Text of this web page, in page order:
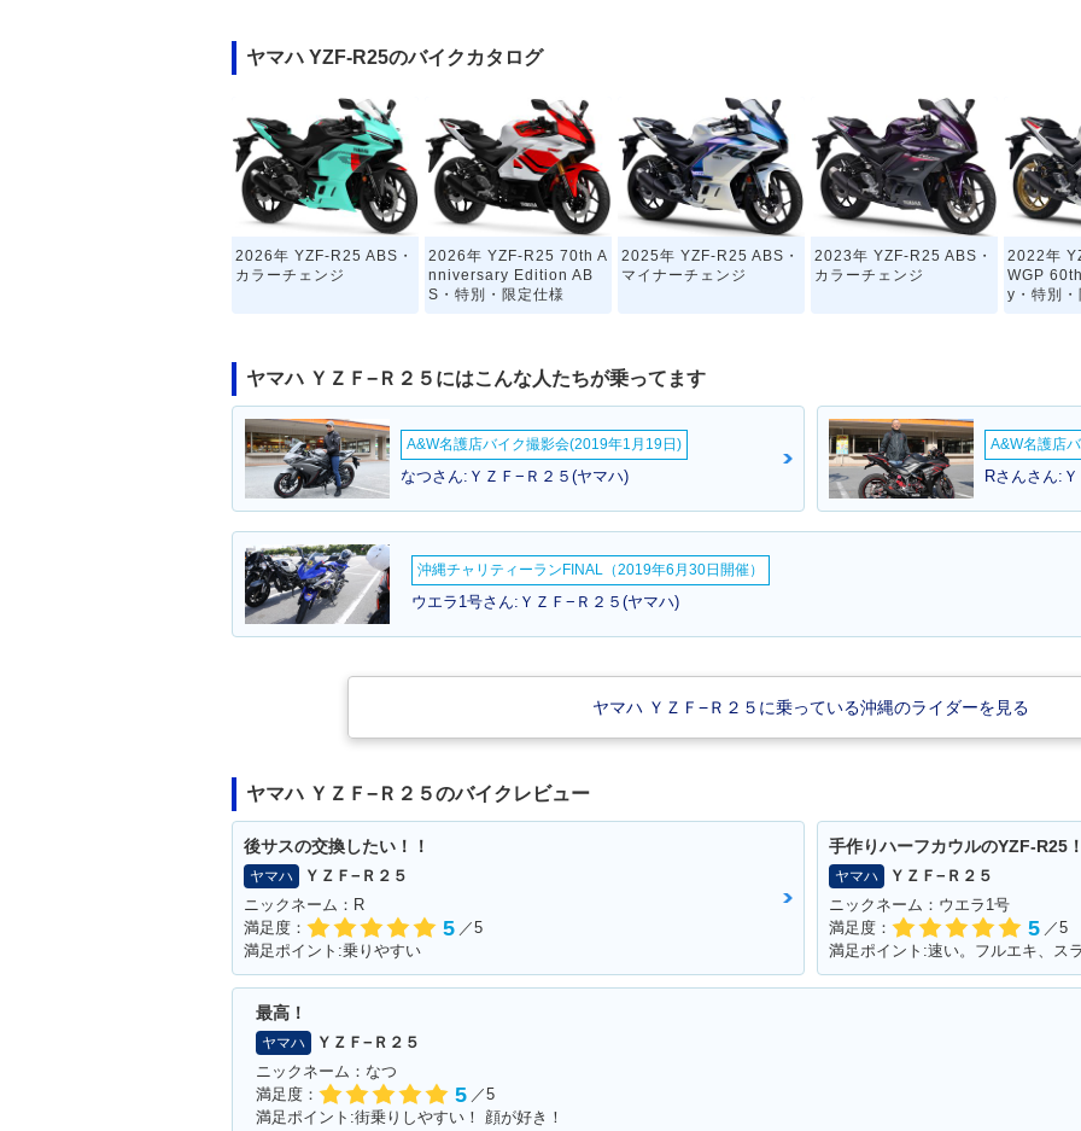
ヤマハ YZF-R25のバイクカタログ
2026年 YZF-R25 ABS・
カラーチェンジ
2026年 YZF-R25 70th A
nniversary Edition AB
S・特別・限定仕様
2025年 YZF-R25 ABS・
マイナーチェンジ
2023年 YZF-R25 ABS・
カラーチェンジ
2022年
WGP
y・特別・
2021年 YZF-R25 ABS・
カラーチェンジ
カラーチェンジ
ーチェンジ
2019年 YZF-R25 ABS
Monster Energy Yamah
a MotoGP Edition・特
マイナー
2016年 YZF-R25・特
別・限定仕様
2016年 YZF-R25 ABS・
2016年 YZF-R25・カラ
2015年 YZF-R25・特
2015年
ヤマハ ＹＺＦ−Ｒ２５にはこんな人たちが乗ってます
A&W名護店バイク撮影会(2019年1月19日)
なつさん:ＹＺＦ−Ｒ２５(ヤマハ)
A&W名護店
Rさんさん:
沖縄チャリティーランFINAL（2019年6月30日開催）
ウエラ1号さん:ＹＺＦ−Ｒ２５(ヤマハ)
ヤマハ ＹＺＦ−Ｒ２５に乗っている沖縄のライダーを見る
ヤマハ ＹＺＦ−Ｒ２５のバイクレビュー
後サスの交換したい！！
ヤマハ
ＹＺＦ−Ｒ２５
ニックネーム：R
満足度：
5 ／5
満足ポイント:乗りやすい
手作りハーフカウルのYZF-R25！
ヤマハ
ＹＺＦ−Ｒ２５
ニックネーム：ウエラ1号
満足度：
5 ／5
満足ポイント:速い。フルエキ、ス
最高！
ヤマハ
ＹＺＦ−Ｒ２５
ニックネーム：なつ
満足度：
5 ／5
満足ポイント:街乗りしやすい！ 顔が好き！